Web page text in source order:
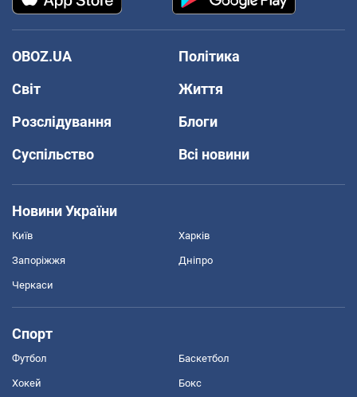
OBOZ.UA
Політика
Світ
Життя
Розслідування
Блоги
Суспільство
Всі новини
Новини України
Київ Харків
Запоріжжя Дніпро
Черкаси
Спорт
Футбол Баскетбол
Хокей Бокс